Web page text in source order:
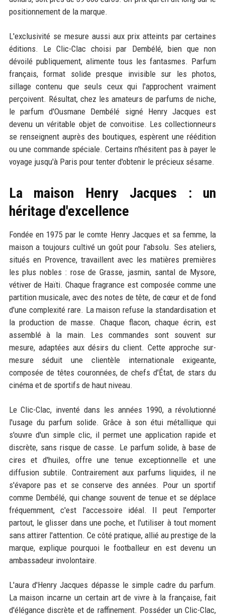
positionnement de la marque.
L'exclusivité se mesure aussi aux prix atteints par certaines
éditions. Le Clic-Clac choisi par Dembélé, bien que non
dévoilé publiquement, alimente tous les fantasmes. Parfum
français, format solide presque invisible sur les photos,
sillage contenu que seuls ceux qui l'approchent vraiment
perçoivent. Résultat, chez les amateurs de parfums de niche,
le parfum d'Ousmane Dembélé signé Henry Jacques est
devenu un véritable objet de convoitise. Les collectionneurs
se renseignent auprès des boutiques, espèrent une réédition
ou une commande spéciale. Certains n'hésitent pas à payer le
voyage jusqu'à Paris pour tenter d'obtenir le précieux sésame.
La maison Henry Jacques : un
héritage d'excellence
Fondée en 1975 par le comte Henry Jacques et sa femme, la
maison a toujours cultivé un goût pour l'absolu. Ses ateliers,
situés en Provence, travaillent avec les matières premières
les plus nobles : rose de Grasse, jasmin, santal de Mysore,
vétiver de Haïti. Chaque fragrance est composée comme une
partition musicale, avec des notes de tête, de cœur et de fond
d'une complexité rare. La maison refuse la standardisation et
la production de masse. Chaque flacon, chaque écrin, est
assemblé à la main. Les commandes sont souvent sur
mesure, adaptées aux désirs du client. Cette approche sur-
mesure séduit une clientèle internationale exigeante,
composée de têtes couronnées, de chefs d'État, de stars du
cinéma et de sportifs de haut niveau.
Le Clic-Clac, inventé dans les années 1990, a révolutionné
l'usage du parfum solide. Grâce à son étui métallique qui
s'ouvre d'un simple clic, il permet une application rapide et
discrète, sans risque de casse. Le parfum solide, à base de
cires et d'huiles, offre une tenue exceptionnelle et une
diffusion subtile. Contrairement aux parfums liquides, il ne
s'évapore pas et se conserve des années. Pour un sportif
comme Dembélé, qui change souvent de tenue et se déplace
fréquemment, c'est l'accessoire idéal. Il peut l'emporter
partout, le glisser dans une poche, et l'utiliser à tout moment
sans attirer l'attention. Ce côté pratique, allié au prestige de la
marque, explique pourquoi le footballeur en est devenu un
ambassadeur involontaire.
L'aura d'Henry Jacques dépasse le simple cadre du parfum.
La maison incarne un certain art de vivre à la française, fait
d'élégance discrète et de raffinement. Posséder un Clic-Clac,